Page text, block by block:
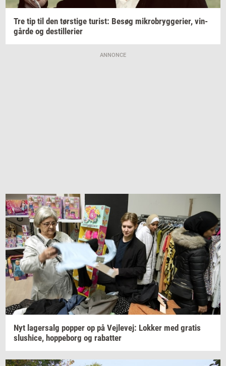
Tre tip til den tørsti­ge turist: Besøg mi­kro­bryg­ge­ri­er, vin­
går­de og destil­le­ri­er
ANNONCE
Nyt la­ger­salg pop­per op på Vej­le­vej: Lok­ker med gra­tis
slus­hi­ce, hop­pe­borg og ra­bat­ter